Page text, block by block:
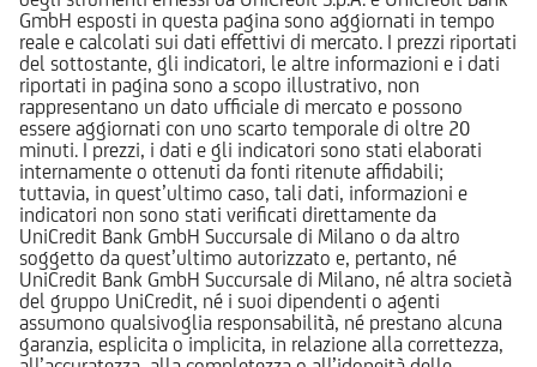
GmbH esposti in questa pagina sono aggiornati in tempo
reale e calcolati sui dati effettivi di mercato. I prezzi riportati
del sottostante, gli indicatori, le altre informazioni e i dati
riportati in pagina sono a scopo illustrativo, non
rappresentano un dato ufficiale di mercato e possono
essere aggiornati con uno scarto temporale di oltre 20
minuti. I prezzi, i dati e gli indicatori sono stati elaborati
internamente o ottenuti da fonti ritenute affidabili;
tuttavia, in quest’ultimo caso, tali dati, informazioni e
indicatori non sono stati verificati direttamente da
UniCredit Bank GmbH Succursale di Milano o da altro
soggetto da quest’ultimo autorizzato e, pertanto, né
UniCredit Bank GmbH Succursale di Milano, né altra società
del gruppo UniCredit, né i suoi dipendenti o agenti
assumono qualsivoglia responsabilità, né prestano alcuna
garanzia, esplicita o implicita, in relazione alla correttezza,